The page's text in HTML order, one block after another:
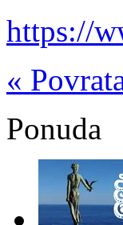
https://
«
Ponuda